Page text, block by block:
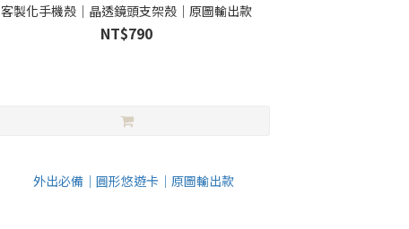
客製化手機殼｜晶透鏡頭支架殼｜原圖輸出款
NT$790